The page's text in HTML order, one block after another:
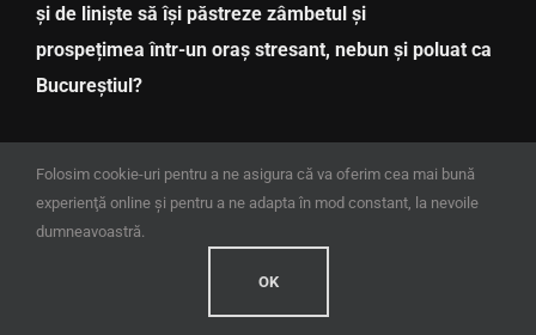
și de liniște să își păstreze zâmbetul și
prospețimea într-un oraș stresant, nebun și poluat ca
Bucureștiul?
Crescută într-un anturaj de bărbați cu
mulți verișori, moși, bunici, frate și
prietenii lui, am învățat să îi tund, la
propriu, de păr și de bani. Îi depășeam
la fotbal, poker și glumele nelimitate.
Folosim cookie-uri pentru a ne asigura că va oferim cea mai bună
experienţă online şi pentru a ne adapta în mod constant, la nevoile
dumneavoastră.
OK